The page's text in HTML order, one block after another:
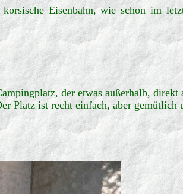
Eisenbahn, wie schon im
der etwas außerhalb,
Platz ist recht einfach, aber gemütlich